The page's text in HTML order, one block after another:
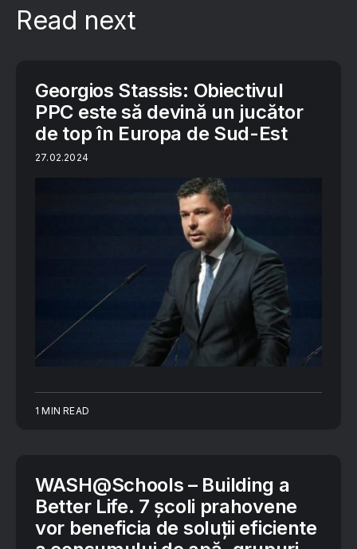
Read next
Georgios Stassis: Obiectivul
PPC este să devină un jucător
de top în Europa de Sud-Est
27.02.2024
1 MIN READ
WASH@Schools – Building a
Better Life. 7 școli prahovene
vor beneficia de soluții eficiente